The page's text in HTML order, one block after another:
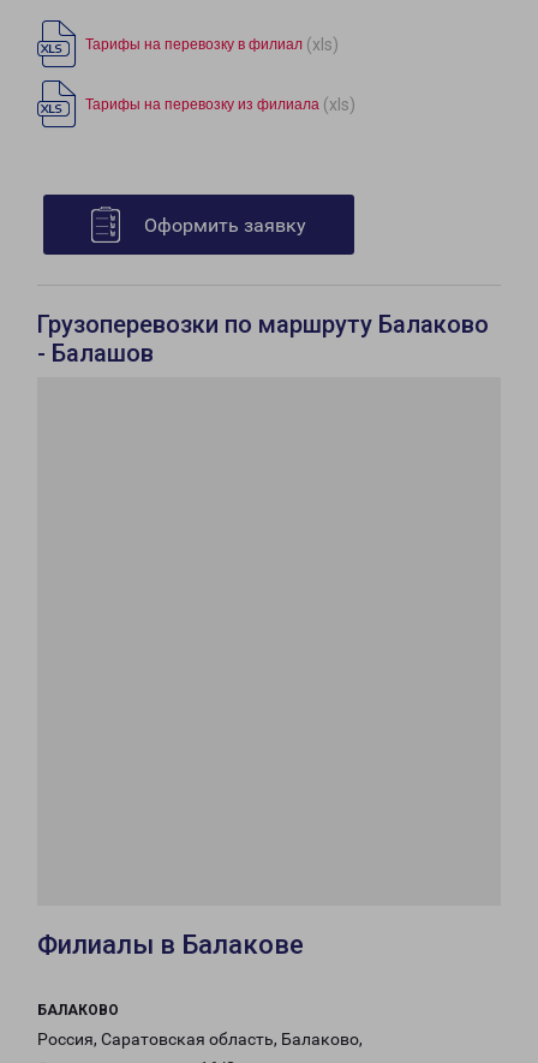
Тарифы на перевозку в филиал (xls)
Тарифы на перевозку из филиала (xls)
Оформить заявку
Грузоперевозки по маршруту Балаково
- Балашов
Филиалы в Балакове
БАЛАКОВО
Россия, Саратовская область, Балаково,